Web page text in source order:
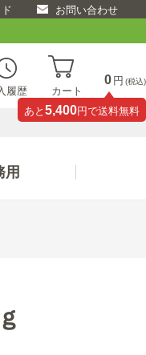
お問い合わせ
履歴 カート
0 円 (税込)
あと 5,400円で送料無料
用